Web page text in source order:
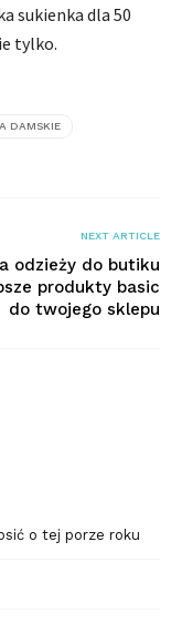
sukienka dla 50
tylko.
DAMSKIE
NEXT ARTICLE
odzieży do butiku
produkty basic
do twojego sklepu
o tej porze roku